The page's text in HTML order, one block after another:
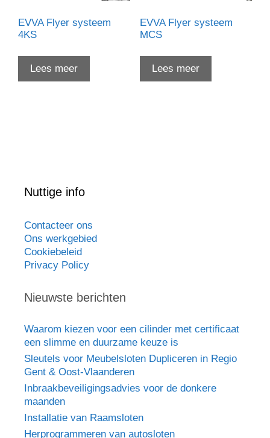
EVVA Flyer systeem
4KS
Lees meer
EVVA Flyer systeem
MCS
Lees meer
Nuttige info
Contacteer ons
Ons werkgebied
Cookiebeleid
Privacy Policy
Nieuwste berichten
Waarom kiezen voor een cilinder met certificaat
een slimme en duurzame keuze is
Sleutels voor Meubelsloten Dupliceren in Regio
Gent & Oost-Vlaanderen
Inbraakbeveiligingsadvies voor de donkere
maanden
Installatie van Raamsloten
Herprogrammeren van autosloten